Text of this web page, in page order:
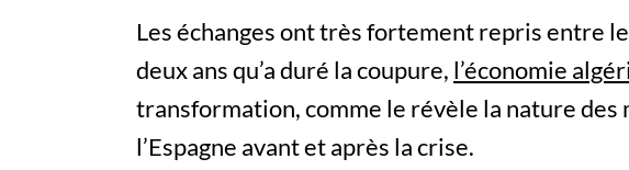
Les échanges ont très fortement repris entre
deux ans qu’a duré la coupure, l’économie
transformation, comme le révèle la nature des
l’Espagne avant et après la crise.